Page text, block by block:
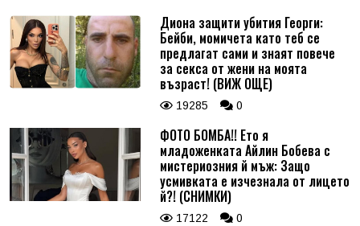
Диона защити убития Георги:
Бейби, момичета като теб се
предлагат сами и знаят повече
за секса от жени на моята
възраст! (ВИЖ ОЩЕ)
19285 0
ФОТО БОМБА!! Ето я
младоженката Айлин Бобева с
мистериозния й мъж: Защо
усмивката е изчезнала от лицето
й?! (СНИМКИ)
17122 0